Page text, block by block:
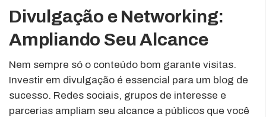
Divulgação e Networking:
Ampliando Seu Alcance
Nem sempre só o conteúdo bom garante visitas.
Investir em divulgação é essencial para um blog de
sucesso. Redes sociais, grupos de interesse e
parcerias ampliam seu alcance a públicos que você